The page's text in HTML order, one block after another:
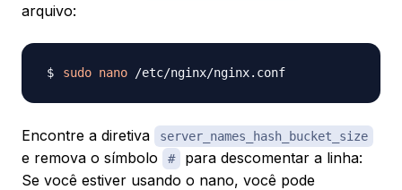
arquivo:
sudo nano
Encontre a diretiva server_names_hash_bucket_size
e remova o símbolo #
para descomentar a linha:
Se você estiver usando o nano, você pode